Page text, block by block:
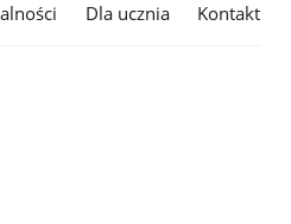
Dla ucznia Kontakt